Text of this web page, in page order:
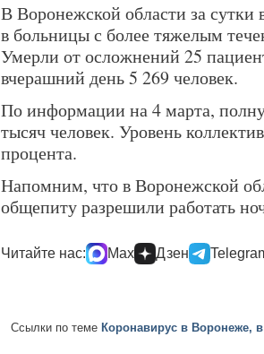
В Воронежской области за
в больницы с более тяжелым
Умерли от осложнений 25
вчерашний день 5 269 человек.
По информации на 4 марта,
тысяч человек. Уровень
процента.
Напомним, что в Воронежской
общепиту разрешили работать
Читайте нас: Max Дзен
Ссылки по теме Коронавирус в Воронеже,